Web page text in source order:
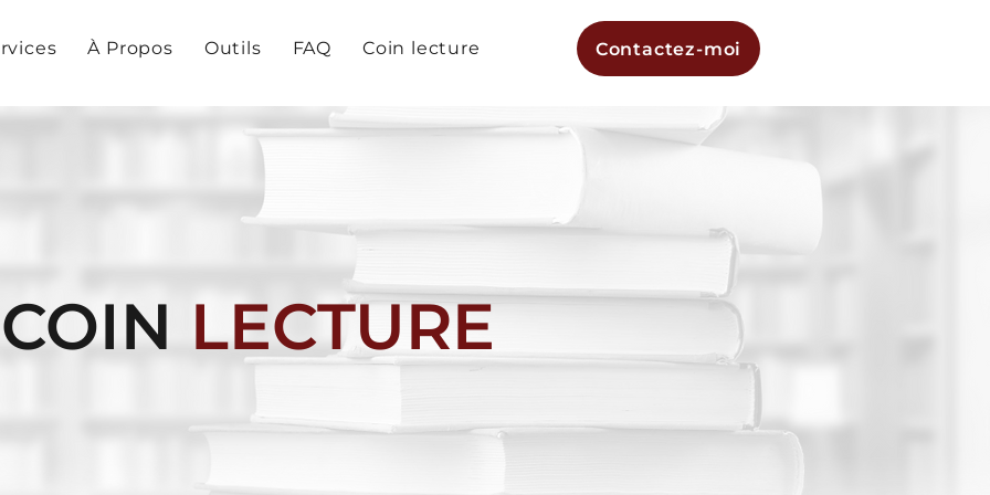
À Propos Outils FAQ Coin lecture Contactez-moi
COIN LECTURE